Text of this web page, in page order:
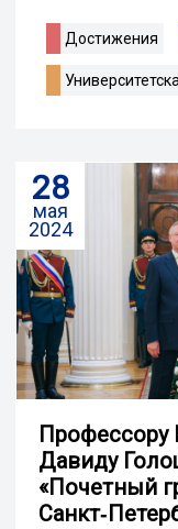
Достижения
28
мая
2024
Профессору
Давиду
«Почетный